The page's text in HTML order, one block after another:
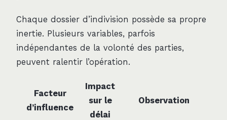
Chaque dossier d’indivision possède sa propre
inertie. Plusieurs variables, parfois
indépendantes de la volonté des parties,
peuvent ralentir l’opération.
Facteur
d’influence
Impact
sur le
délai
Observation